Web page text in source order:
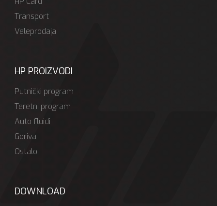
Transport
Veleprodaja
HP PROIZVODI
Putnički program
Teretni program
Auto fluidi
Goriva
Ostalo
DOWNLOAD